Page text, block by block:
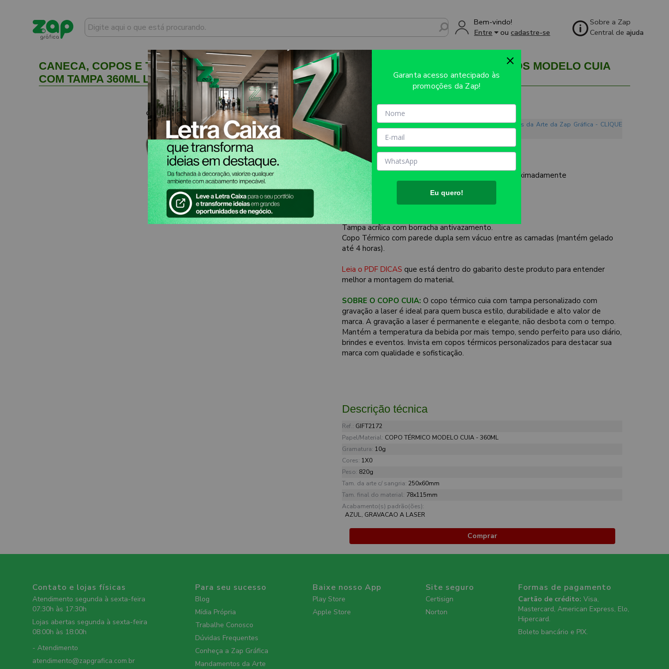
Bem-vindo!
Entre
oucadastre-se
Sobre a Zap
Central deajuda
CANECA, COPOS E TAÇAS COPOS GRAVAÇÃO A LASER GRAVAÇÃO 360 COPOS TÉRMICOS MODELO CUIA
COM TAMPA 360ML LINHA PROMOCIONAL AZUL - 1X0 - 5unid - GIFT2172
Sobre o produto
Evite refugos e erros de impressão. Conheça os Mandamentos da Arte da Zap Gráfica - CLIQUE
MATÉRIA PRIMA:AÇO INOX / PLÁSTICO
TAMANHO FINAL DO PRODUTO: 78x115mm aproximadamente
TIPO DE IMPRESSÃO: LASER
INFORMAÇÕES IMPORTANTES:
Tampa acrílica com borracha antivazamento.
Copo Térmico com parede dupla sem vácuo entre as camadas (mantém gelado
até 4 horas).
Leia o PDF DICAS que está dentro do gabarito deste produto para entender
melhor a montagem do material.
SOBRE O COPO CUIA: O copo térmico cuia com tampa personalizado com
gravação a laser é ideal para quem busca estilo, durabilidade e alto valor de
marca. A gravação a laser é permanente e elegante, não desbota com o tempo.
Mantém a temperatura da bebida por mais tempo, sendo perfeito para uso diário,
brindes e eventos. Invista em copos térmicos personalizados para destacar sua
marca com qualidade e sofisticação.
Descrição técnica
Ref.: GIFT2172
Papel/Material: COPO TÉRMICO MODELO CUIA - 360ML
Gramatura: 10g
Cores: 1X0
Peso: 820g
Tam. da arte c/ sangria: 250x60mm
Tam. final do material: 78x115mm
Acabamento(s) padrão(ões):
AZUL, GRAVACAO A LASER
Comprar
Contato e lojas físicas
Atendimento segunda à sexta-feira
07:30h às 17:30h
Lojas abertas segunda à sexta-feira
08:00h às 18:00h
- Atendimento
atendimento@zapgrafica.com.br
Para seu sucesso
Blog
Mídia Própria
Trabalhe Conosco
Dúvidas Frequentes
Conheça a Zap Gráfica
Mandamentos da Arte
Baixe nosso App
Play Store
Apple Store
Site seguro
Certisign
Norton
Formas de pagamento
Cartão de crédito: Visa,
Mastercard, American Express, Elo,
Hipercard.
Boleto bancário e PIX.
Garanta acesso antecipado às
promoções da Zap!
Eu quero!